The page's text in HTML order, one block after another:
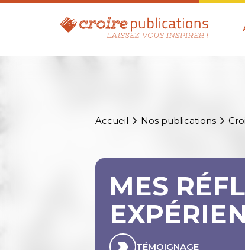
Accueil Nos publications
MES
TÉMOIGNAGE